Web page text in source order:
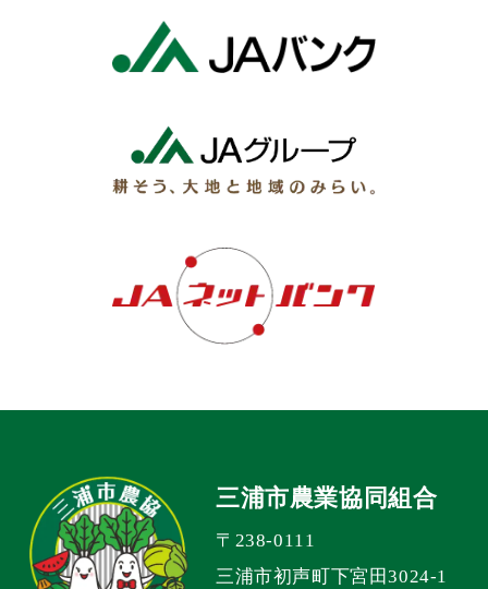
三浦市農業協同組合
〒238-0111
三浦市初声町下宮田3024-1